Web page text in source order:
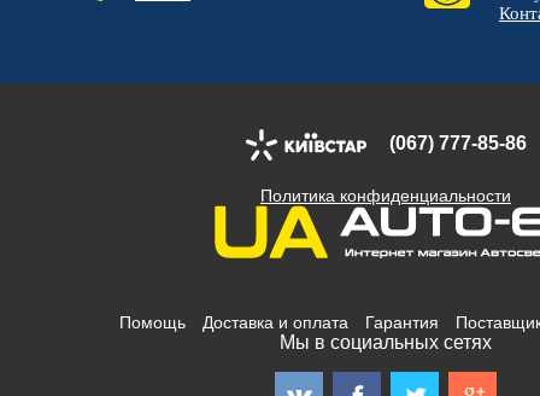
(067) 777-85-86
Политика конфиденциальности
Помощь Доставка и оплата Гарантия
Мы в социальных сетях